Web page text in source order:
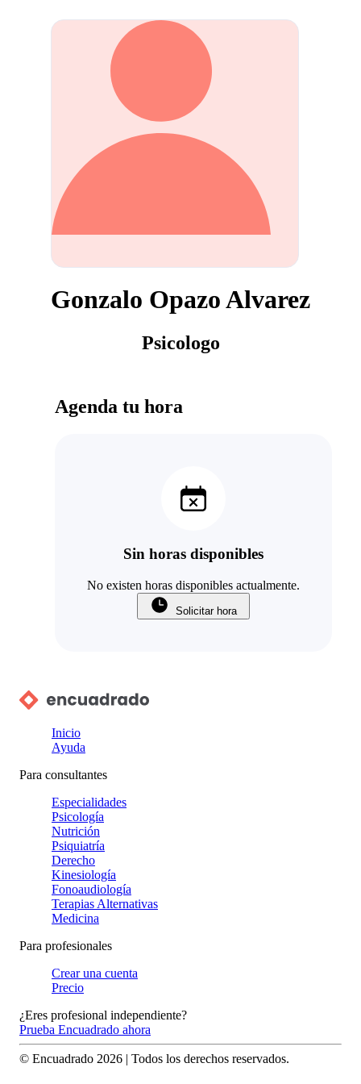
Gonzalo Opazo Alvarez
Psicologo
Agenda tu hora
Sin horas disponibles
No existen horas disponibles actualmente.
Solicitar hora
Inicio
Ayuda
Para consultantes
Especialidades
Psicología
Nutrición
Psiquiatría
Derecho
Kinesiología
Fonoaudiología
Terapias Alternativas
Medicina
Para profesionales
Crear una cuenta
Precio
¿Eres profesional independiente?
Prueba Encuadrado ahora
© Encuadrado 2026 | Todos los derechos reservados.